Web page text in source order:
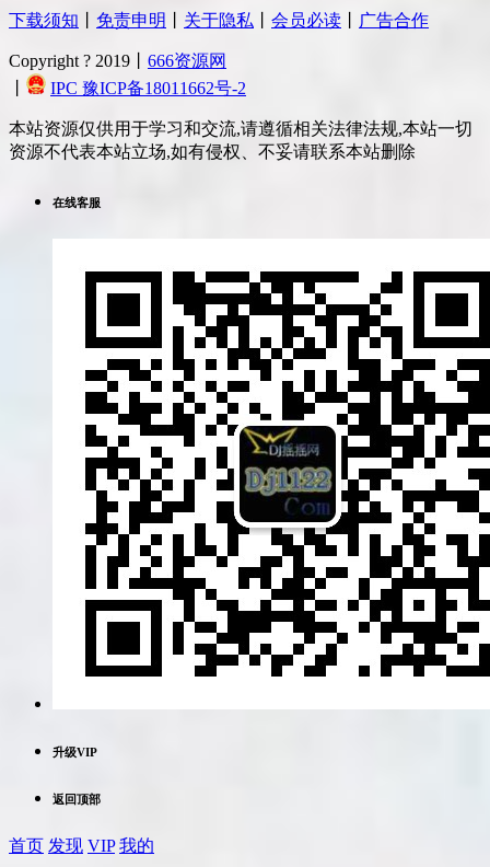
下载须知 免责申明 关于隐私 会员必读 广告合作
Copyright ? 2019丨 666资源网
IPC 豫ICP备18011662号-2
本站资源仅供用于学习和交流,请遵循相关法律法规,本站一切
资源不代表本站立场,如有侵权、不妥请联系本站删除
在线客服
升级VIP
返回顶部
首页 发现 VIP 我的